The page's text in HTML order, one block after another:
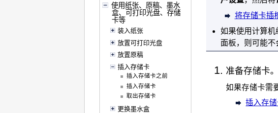
使用纸张、原稿、墨水
盒、可打印光盘、存储
卡等
装入纸张
放置可打印光盘
放置原稿
插入存储卡
插入存储卡之前
插入存储卡
取出存储卡
更换墨水盒
将存储卡插
如果使用计算机
面板，则可能不
准备存储卡。
如果存储卡需
插入存